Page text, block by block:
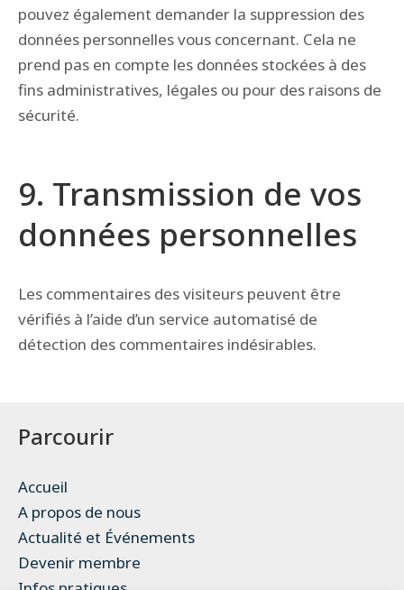
pouvez également demander la suppression des
données personnelles vous concernant. Cela ne
prend pas en compte les données stockées à des
fins administratives, légales ou pour des raisons de
sécurité.
9. Transmission de vos
données personnelles
Les commentaires des visiteurs peuvent être
vérifiés à l’aide d’un service automatisé de
détection des commentaires indésirables.
Parcourir
Accueil
A propos de nous
Actualité et Événements
Devenir membre